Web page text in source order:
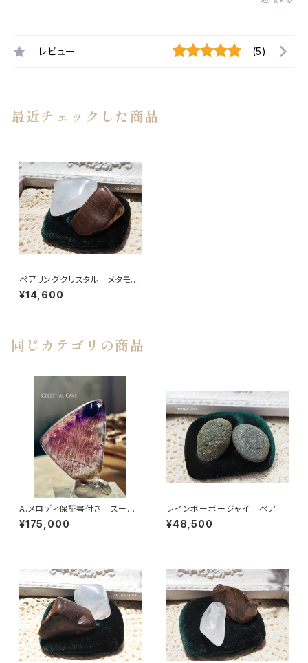
レビュー (5)
最近チェックした商品
ペアリングクリスタル メタモル
フォーシスクォーツ＆ビックスフ
ォーメーションピクチャージャス
¥14,600
同じカテゴリの商品
A.メロディ保証書付き スーパ
ーセブン® ルース【A】64.20c
t
¥175,000
レインボーボージャイ ペア
¥48,500